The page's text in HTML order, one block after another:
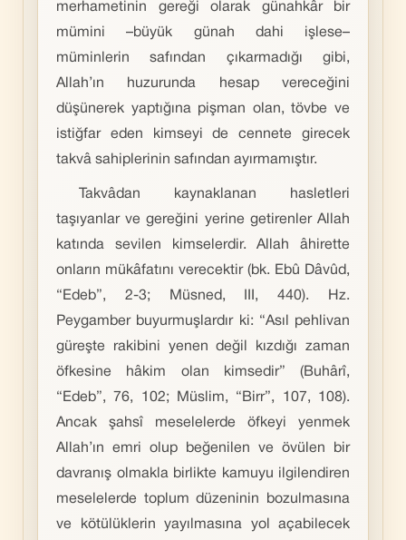
merhametinin gereği olarak günahkâr bir
mümini –büyük günah dahi işlese–
müminlerin safından çıkarmadığı gibi,
Allah’ın huzurunda hesap vereceğini
düşünerek yaptığına pişman olan, tövbe ve
istiğfar eden kimseyi de cennete girecek
takvâ sahiplerinin safından ayırmamıştır.
Takvâdan kaynaklanan hasletleri
taşıyanlar ve gereğini yerine getirenler Allah
katında sevilen kimselerdir. Allah âhirette
onların mükâfatını verecektir (bk. Ebû Dâvûd,
“Edeb”, 2-3; Müsned, III, 440). Hz.
Peygamber buyurmuşlardır ki: “Asıl pehlivan
güreşte rakibini yenen değil kızdığı zaman
öfkesine hâkim olan kimsedir” (Buhârî,
“Edeb”, 76, 102; Müslim, “Birr”, 107, 108).
Ancak şahsî meselelerde öfkeyi yenmek
Allah’ın emri olup beğenilen ve övülen bir
davranış olmakla birlikte kamuyu ilgilendiren
meselelerde toplum düzeninin bozulmasına
ve kötülüklerin yayılmasına yol açabilecek